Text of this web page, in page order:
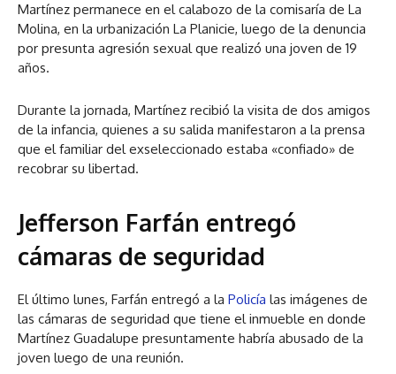
Martínez permanece en el calabozo de la comisaría de La
Molina, en la urbanización La Planicie, luego de la denuncia
por presunta agresión sexual que realizó una joven de 19
años.
Durante la jornada, Martínez recibió la visita de dos amigos
de la infancia, quienes a su salida manifestaron a la prensa
que el familiar del exseleccionado estaba «confiado» de
recobrar su libertad.
Jefferson Farfán entregó
cámaras de seguridad
El último lunes, Farfán entregó a la Policía las imágenes de
las cámaras de seguridad que tiene el inmueble en donde
Martínez Guadalupe presuntamente habría abusado de la
joven luego de una reunión.